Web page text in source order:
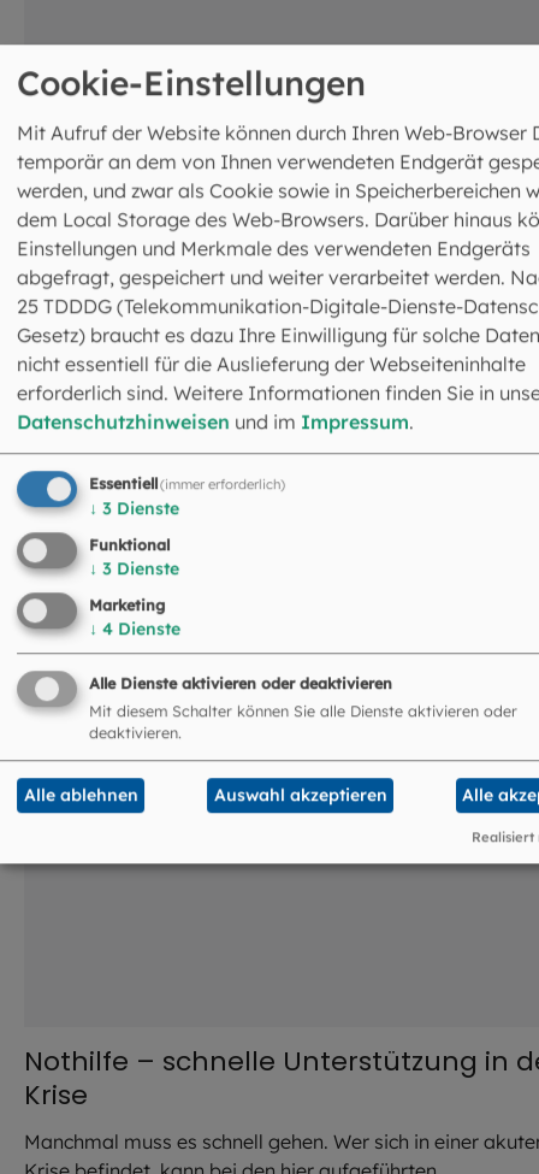
Kirche, die zuhört: TelefonSeelsorge ist
für alle Menschen da
Die Nachfrage bei der TelefonSeelsorge ist konstant
vor allem Jüngere nutzen die Online-Beratung. Eine
zeigt: Gerade das seelso...
Nothilfe – schnelle Unterstützung in
Krise
Manchmal muss es schnell gehen. Wer sich in einer
Cookie-Einstellungen
Mit Aufruf der Website können durch Ihren Web-Browser
temporär an dem von Ihnen verwendeten Endgerät
werden, und zwar als Cookie sowie in Speicherbereichen
dem Local Storage des Web-Browsers. Darüber hinaus
Einstellungen und Merkmale des verwendeten Endgeräts
abgefragt, gespeichert und weiter verarbeitet werden.
25 TDDDG (Telekommunikation-Digitale-Dienste-
Gesetz) braucht es dazu Ihre Einwilligung für solche
nicht essentiell für die Auslieferung der Webseiteninhalte
erforderlich sind. Weitere Informationen finden Sie in
Datenschutzhinweisen und im Impressum.
Essentiell(immer erforderlich)
↓ 3 Dienste
Funktional
↓ 3 Dienste
Marketing
↓ 4 Dienste
Alle Dienste aktivieren oder deaktivieren
Mit diesem Schalter können Sie alle Dienste aktivieren oder
deaktivieren.
Alle ablehnen Auswahl akzeptieren Alle
Realisiert